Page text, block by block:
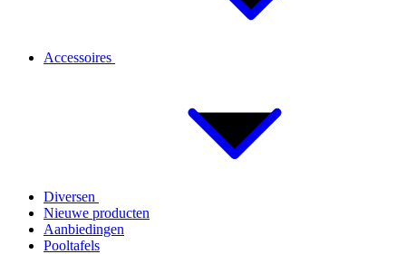
Accessoires
Diversen
Nieuwe producten
Aanbiedingen
Pooltafels